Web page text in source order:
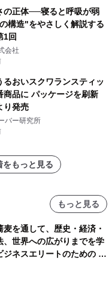
の正体──寝ると呼吸が弱
構造"をやさしく解説する
1回
会社
るおいスクワランスティッ
商品に パッケージを刷新
り発売
バー研究所
をもっと見る
もっと見る
麦を通して、歴史・経済・
、世界への広がりまでを学
ジネスエリートのための 教
蕎麦』2026年8月25日